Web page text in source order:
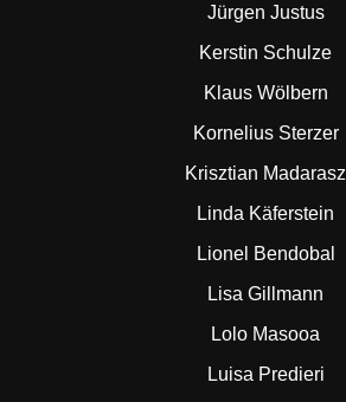
Jürgen Justus
Kerstin Schulze
Klaus Wölbern
Kornelius Sterzer
Krisztian Madarasz
Linda Käferstein
Lionel Bendobal
Lisa Gillmann
Lolo Masooa
Luisa Predieri